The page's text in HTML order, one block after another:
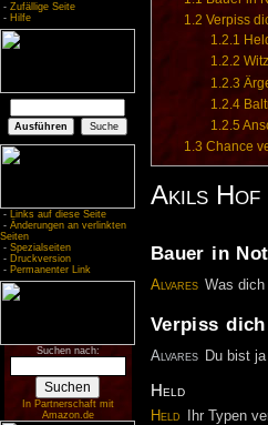
- Zufällige Seite
- Hilfe
- Links auf diese Seite
- Änderungen an verlinkten
Seiten
- Spezialseiten
- Druckversion
- Permanenter Link
Suchen nach:
In Partnerschaft mit
Amazon.de
1.2 Verpiss
1.2.1
1.2.2
1.2.3
1.2.4
1.2.5
1.3 Chance
Akils Hof
Bauer in Not
Alvares Was dich
Verpiss dich
Alvares Du bist
Held
Held
Ihr Typen